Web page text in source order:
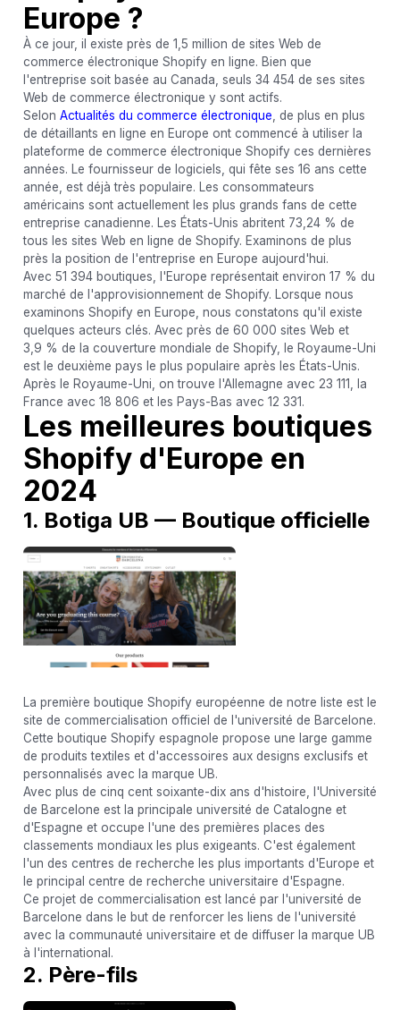
Europe ?
À ce jour, il existe près de 1,5 million de sites Web de
commerce électronique Shopify en ligne. Bien que
l'entreprise soit basée au Canada, seuls 34 454 de ses sites
Web de commerce électronique y sont actifs.
Selon Actualités du commerce électronique , de plus en plus
de détaillants en ligne en Europe ont commencé à utiliser la
plateforme de commerce électronique Shopify ces dernières
années. Le fournisseur de logiciels, qui fête ses 16 ans cette
année, est déjà très populaire. Les consommateurs
américains sont actuellement les plus grands fans de cette
entreprise canadienne. Les États-Unis abritent 73,24 % de
tous les sites Web en ligne de Shopify. Examinons de plus
près la position de l'entreprise en Europe aujourd'hui.
Avec 51 394 boutiques, l'Europe représentait environ 17 % du
marché de l'approvisionnement de Shopify. Lorsque nous
examinons Shopify en Europe, nous constatons qu'il existe
quelques acteurs clés. Avec près de 60 000 sites Web et
3,9 % de la couverture mondiale de Shopify, le Royaume-Uni
est le deuxième pays le plus populaire après les États-Unis.
Après le Royaume-Uni, on trouve l'Allemagne avec 23 111, la
France avec 18 806 et les Pays-Bas avec 12 331.
Les meilleures boutiques
Shopify d'Europe en
2024
1. Botiga UB — Boutique officielle
La première boutique Shopify européenne de notre liste est le
site de commercialisation officiel de l'université de Barcelone.
Cette boutique Shopify espagnole propose une large gamme
de produits textiles et d'accessoires aux designs exclusifs et
personnalisés avec la marque UB.
Avec plus de cinq cent soixante-dix ans d'histoire, l'Université
de Barcelone est la principale université de Catalogne et
d'Espagne et occupe l'une des premières places des
classements mondiaux les plus exigeants. C'est également
l'un des centres de recherche les plus importants d'Europe et
le principal centre de recherche universitaire d'Espagne.
Ce projet de commercialisation est lancé par l'université de
Barcelone dans le but de renforcer les liens de l'université
avec la communauté universitaire et de diffuser la marque UB
à l'international.
2. Père-fils